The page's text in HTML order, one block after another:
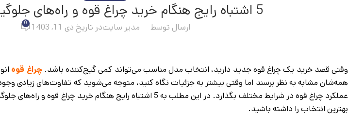
5 اشتباه رایج هنگام خرید چراغ قوه و راه‌های جلوگیری از آن‌ها
ارسال توسط مدیر سایتدر تاریخ دی 11, 1403 0
وقتی قصد خرید یک چراغ قوه جدید دارید، انتخاب مدل مناسب می‌تواند کمی گیج‌کننده باشد.چراغ قوه
همه‌شان مشابه به نظر برسند اما وقتی بیشتر به جزئیات نگاه کنید، متوجه می‌شوید که تفاوت‌های زیادی وجود
عملکرد چراغ قوه در شرایط مختلف بگذارد. در این مطلب به 5 اشتباه رایج
بهترین انتخاب را داشته باشید.